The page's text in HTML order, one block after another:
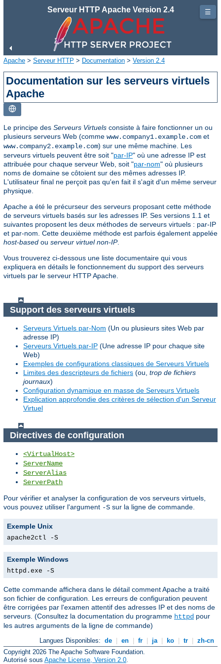
Serveur HTTP Apache Version 2.4
Apache > Serveur HTTP > Documentation > Version 2.4
Documentation sur les serveurs virtuels
Apache
Le principe des Serveurs Virtuels consiste à faire fonctionner un ou
plusieurs serveurs Web (comme www.company1.example.com et
www.company2.example.com) sur une même machine. Les
serveurs virtuels peuvent être soit "par-IP" où une adresse IP est
attribuée pour chaque serveur Web, soit "par-nom" où plusieurs
noms de domaine se côtoient sur des mêmes adresses IP.
L'utilisateur final ne perçoit pas qu'en fait il s'agit d'un même serveur
physique.
Apache a été le précurseur des serveurs proposant cette méthode
de serveurs virtuels basés sur les adresses IP. Ses versions 1.1 et
suivantes proposent les deux méthodes de serveurs virtuels : par-IP
et par-nom. Cette deuxième méthode est parfois également appelée
host-based ou serveur virtuel non-IP.
Vous trouverez ci-dessous une liste documentaire qui vous
expliquera en détails le fonctionnement du support des serveurs
virtuels par le serveur HTTP Apache.
Support des serveurs virtuels
Serveurs Virtuels par-Nom (Un ou plusieurs sites Web par
adresse IP)
Serveurs Virtuels par-IP (Une adresse IP pour chaque site
Web)
Exemples de configurations classiques de Serveurs Virtuels
Limites des descripteurs de fichiers (ou, trop de fichiers
journaux)
Configuration dynamique en masse de Serveurs Virtuels
Explication approfondie des critères de sélection d'un Serveur
Virtuel
Directives de configuration
<VirtualHost>
ServerName
ServerAlias
ServerPath
Pour vérifier et analyser la configuration de vos serveurs virtuels,
vous pouvez utiliser l'argument -S sur la ligne de commande.
Exemple Unix
apache2ctl -S
Exemple Windows
httpd.exe -S
Cette commande affichera dans le détail comment Apache a traité
son fichier de configuration. Les erreurs de configuration peuvent
être corrigées par l'examen attentif des adresses IP et des noms de
serveurs. (Consultez la documentation du programme httpd pour
les autres arguments de la ligne de commande)
Langues Disponibles: de en fr ja ko tr
zh-cn
Copyright 2026 The Apache Software Foundation.
Autorisé sous Apache License, Version 2.0
☰